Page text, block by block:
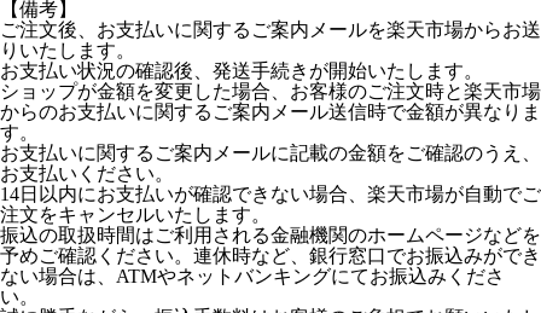
【備考】
ご注文後、お支払いに関するご案内メールを楽天市場からお送
りいたします。
お支払い状況の確認後、発送手続きが開始いたします。
ショップが金額を変更した場合、お客様のご注文時と楽天市場
からのお支払いに関するご案内メール送信時で金額が異なりま
す。
お支払いに関するご案内メールに記載の金額をご確認のうえ、
お支払いください。
14日以内にお支払いが確認できない場合、楽天市場が自動でご
注文をキャンセルいたします。
振込の取扱時間はご利用される金融機関のホームページなどを
予めご確認ください。連休時など、銀行窓口でお振込みができ
ない場合は、ATMやネットバンキングにてお振込みくださ
い。